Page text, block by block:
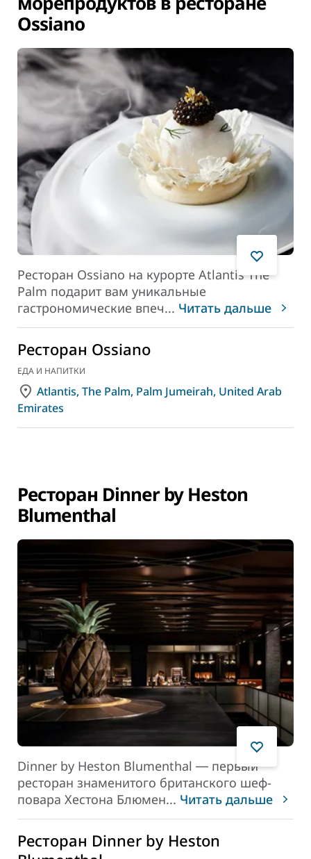
Ossiano
Ресторан Ossiano на курорте Atlantis The
Palm подарит вам уникальные
гастрономические впеч... Читать дальше
Ресторан Ossiano
ЕДА И НАПИТКИ
Atlantis, The Palm, Palm Jumeirah, United Arab
Emirates
Ресторан Dinner by Heston
Blumenthal
Dinner by Heston Blumenthal ― первый
ресторан знаменитого британского шеф-
повара Хестона Блюмен... Читать дальше
Ресторан Dinner by Heston